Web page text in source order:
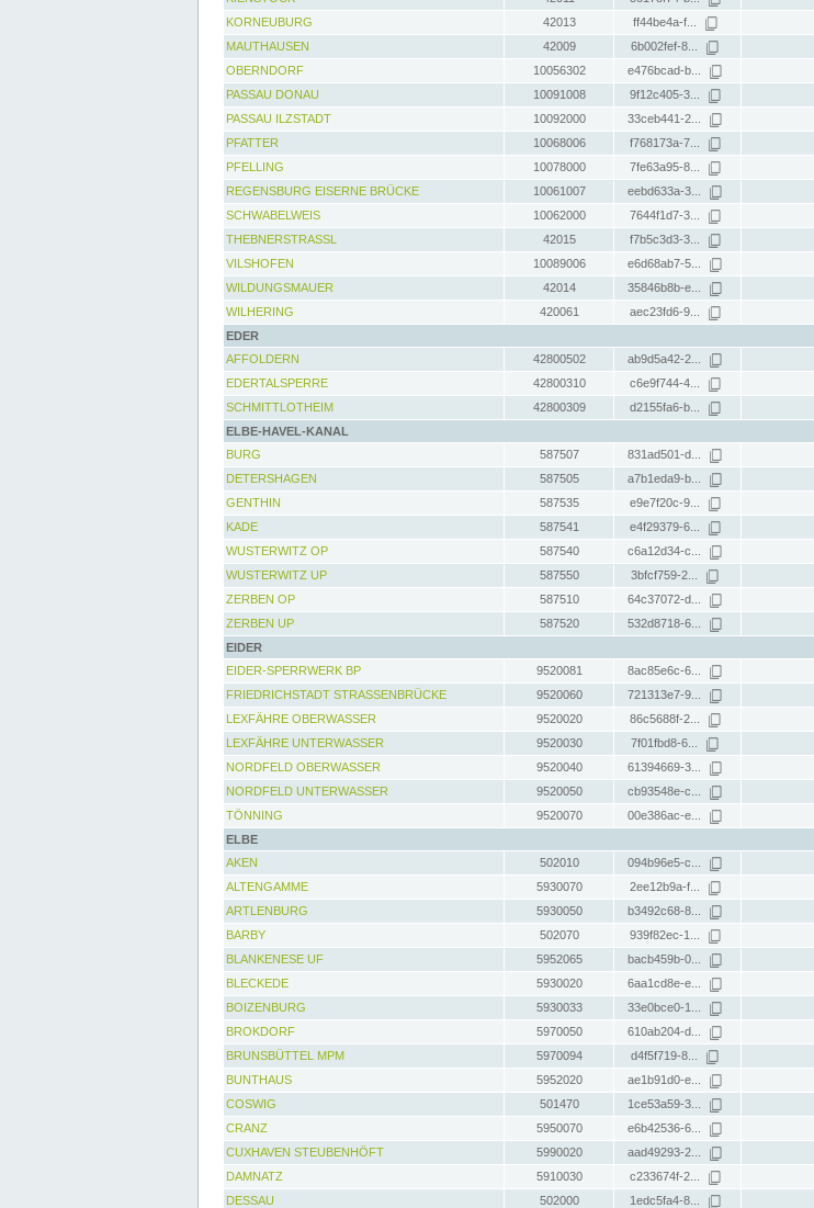
KORNEUBURG
42013 ff44be4a-f...
MAUTHAUSEN
42009 6b002fef-8...
OBERNDORF
10056302 e476bcad-b...
PASSAU DONAU
10091008 9f12c405-3...
PASSAU ILZSTADT
10092000 33ceb441-2...
PFATTER
10068006 f768173a-7...
PFELLING
10078000 7fe63a95-8...
REGENSBURG EISERNE BRÜCKE
10061007 eebd633a-3...
SCHWABELWEIS
10062000 7644f1d7-3...
THEBNERSTRASSL
42015 f7b5c3d3-3...
VILSHOFEN
10089006 e6d68ab7-5...
WILDUNGSMAUER
42014 35846b8b-e...
WILHERING
420061 aec23fd6-9...
EDER
AFFOLDERN
42800502 ab9d5a42-2...
EDERTALSPERRE
42800310 c6e9f744-4...
SCHMITTLOTHEIM
42800309 d2155fa6-b...
ELBE-HAVEL-KANAL
BURG
587507 831ad501-d...
DETERSHAGEN
587505 a7b1eda9-b...
GENTHIN
587535 e9e7f20c-9...
KADE
587541 e4f29379-6...
WUSTERWITZ OP
587540 c6a12d34-c...
WUSTERWITZ UP
587550 3bfcf759-2...
ZERBEN OP
587510 64c37072-d...
ZERBEN UP
587520 532d8718-6...
EIDER
EIDER-SPERRWERK BP
9520081 8ac85e6c-6...
FRIEDRICHSTADT STRASSENBRÜCKE
9520060 721313e7-9...
LEXFÄHRE OBERWASSER
9520020 86c5688f-2...
LEXFÄHRE UNTERWASSER
9520030 7f01fbd8-6...
NORDFELD OBERWASSER
9520040 61394669-3...
NORDFELD UNTERWASSER
9520050 cb93548e-c...
TÖNNING
9520070 00e386ac-e...
ELBE
AKEN
502010 094b96e5-c...
ALTENGAMME
5930070 2ee12b9a-f...
ARTLENBURG
5930050 b3492c68-8...
BARBY
502070 939f82ec-1...
BLANKENESE UF
5952065 bacb459b-0...
BLECKEDE
5930020 6aa1cd8e-e...
BOIZENBURG
5930033 33e0bce0-1...
BROKDORF
5970050 610ab204-d...
BRUNSBÜTTEL MPM
5970094 d4f5f719-8...
BUNTHAUS
5952020 ae1b91d0-e...
COSWIG
501470 1ce53a59-3...
CRANZ
5950070 e6b42536-6...
CUXHAVEN STEUBENHÖFT
5990020 aad49293-2...
DAMNATZ
5910030 c233674f-2...
DESSAU
502000 1edc5fa4-8...